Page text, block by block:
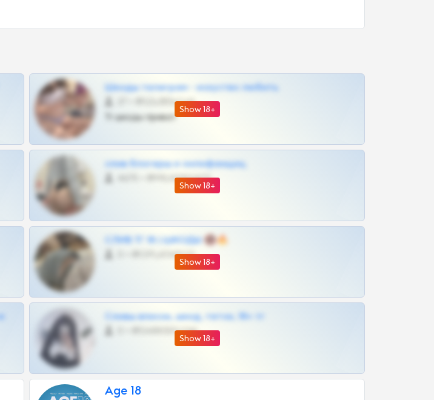
Show 18+
Шкоды телеграм - искуство любить
@SZu3ll3sCatt_bot
Тг шкоды приват
Show 18+
слив блогерш и онлифанщиц
@MILKPRIVATES39BOT
Show 18+
СЛИВ ТГ 18 | ШКОДЫ 🔞🔥
@OPLATAPODPSK1BOT
Show 18+
Сливы вписок, шкод, теток, 18+ тг
@DARK15FLOWSBOT
Age 18